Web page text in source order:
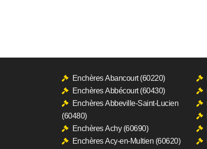
Enchères Abancourt (60220)
Enchères Abbécourt (60430)
Enchères Abbeville-Saint-Lucien
(60480)
Enchères Achy (60690)
Enchères Acy-en-Multien (60620)